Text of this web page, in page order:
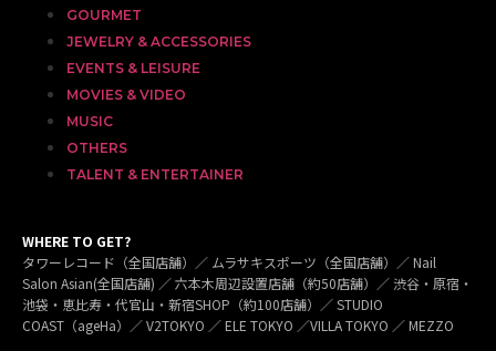
GOURMET
JEWELRY & ACCESSORIES
EVENTS & LEISURE
MOVIES & VIDEO
MUSIC
OTHERS
TALENT & ENTERTAINER
WHERE TO GET?
タワーレコード（全国店舗）／ ムラサキスポーツ（全国店舗）／ Nail
Salon Asian(全国店舗) ／ 六本木周辺設置店舗（約50店舗）／ 渋谷・原宿・
池袋・恵比寿・代官山・新宿SHOP（約100店舗）／ STUDIO
COAST（ageHa）／ V2TOKYO ／ ELE TOKYO ／VILLA TOKYO ／ MEZZO